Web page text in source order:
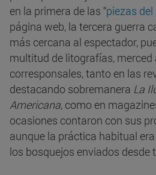
en la primera de las “piezas del
página web, la tercera guerra
más cercana al espectador,
multitud de litografías, merced
corresponsales, tanto en las
destacando sobremanera La
Americana, como en
ocasiones contaron con sus
aunque la práctica habitual
los bosquejos enviados desde